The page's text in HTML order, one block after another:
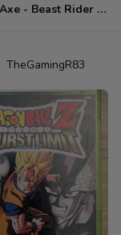
Golden Axe - Beast Rider Xbox 360
TheGamingR83